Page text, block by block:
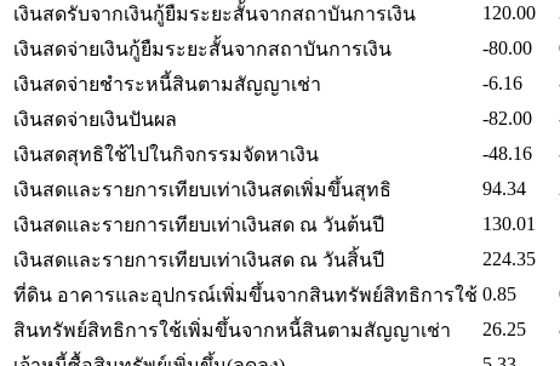
เงินสดรับจากเงินกู้ยืมระยะสั้นจากสถาบันการเงิน
120.00
เงินสดจ่ายเงินกู้ยืมระยะสั้นจากสถาบันการเงิน
-80.00
เงินสดจ่ายชำระหนี้สินตามสัญญาเช่า
-6.16
เงินสดจ่ายเงินปันผล
-82.00
เงินสดสุทธิใช้ไปในกิจกรรมจัดหาเงิน
-48.16
เงินสดและรายการเทียบเท่าเงินสดเพิ่มขึ้นสุทธิ
94.34
เงินสดและรายการเทียบเท่าเงินสด ณ วันต้นปี
130.01
เงินสดและรายการเทียบเท่าเงินสด ณ วันสิ้นปี
224.35
ที่ดิน อาคารและอุปกรณ์เพิ่มขึ้นจากสินทรัพย์สิทธิการใช้ 0.85
สินทรัพย์สิทธิการใช้เพิ่มขึ้นจากหนี้สินตามสัญญาเช่า
26.25